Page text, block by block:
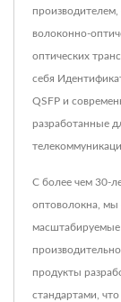
волоконно-
оптических
себя
QSFP и
разработанные
С более чем 30-
оптоволокна, мы
продукты
стандартами,